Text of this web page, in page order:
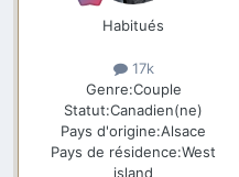
Habitués
17k
Genre:Couple
Statut:Canadien(ne)
Pays d'origine:Alsace
Pays de résidence:West
island